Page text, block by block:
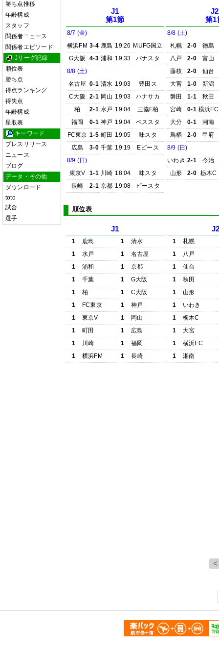
勝ち点推移
年齢構成
スタッフ
関係者ニュース
関係者エピソード
Jリーグ記録
順位表
勝ち点
得点ランキング
得失点
年齢構成
星取表
キーワード
プレスリリース
ニュース
ブログ
データ・その他
ダウンロード
toto
試合
選手
J1
第1節
8/7 (金)
横浜FM 3-4 鹿島 19:26 MUFG国立
G大阪
4-3 浦和 19:33
パナスタ
8/8 (土)
名古屋 0-1 清水 19:03
豊田ス
C大阪
2-1 岡山 19:03
ハナサカ
柏
2-1 水戸 19:04
三協F柏
福岡
0-1 神戸 19:04
ベススタ
FC東京 1-5 町田 19:05
味スタ
広島
3-0 千葉 19:19
Eピース
8/9 (日)
東京V
1-1 川崎 18:04
味スタ
長崎
2-1 京都 19:08 ピースタ
J2
第1
8/8 (土)
札幌
2-0
徳島
八戸
2-0
富山
藤枝
2-0
仙台
大宮
1-0
新潟
磐田
1-1
秋田
宮崎
0-1 横浜FC
大分
0-1
湘南
鳥栖
2-0
甲府
8/9 (日)
いわき 2-1
今治
山形
2-0 栃木C
順位表
J1
1 鹿島 1
清水
1
水戸 1
名古屋
1
浦和 1
京都
1
千葉 1
G大阪
1
柏 1
C大阪
1
FC東京 1
神戸
1
東京V 1
岡山
1
町田 1
広島
1
川崎 1
福岡
1
横浜FM 1 長崎
1
札幌
1
八戸
1
仙台
1
秋田
1
山形
1
いわき
1
栃木C
1
大宮
1
横浜FC
1
湘南